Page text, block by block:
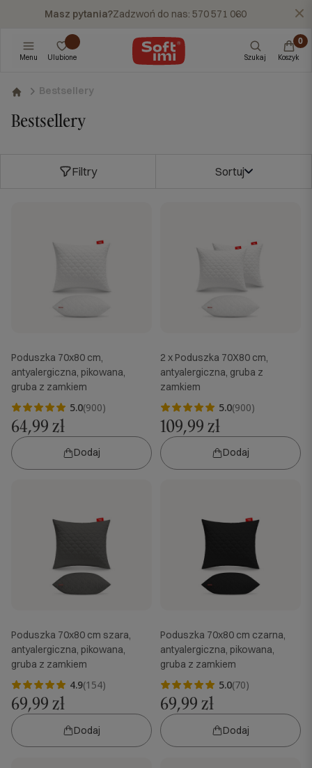
Masz pytania?Zadzwoń do nas: 570 571 060 X
Menu Ulubione Szukaj Koszyk
Bestsellery
Bestsellery
Sortuj
Filtry
Poduszka 70x80 cm,
antyalergiczna, pikowana,
gruba z zamkiem
5.0(900)
64,99 zł
Dodaj
2 x Poduszka 70X80 cm,
antyalergiczna, gruba z
zamkiem
5.0(900)
109,99 zł
Dodaj
Poduszka 70x80 cm szara,
antyalergiczna, pikowana,
gruba z zamkiem
4.9(154)
69,99 zł
Dodaj
Poduszka 70x80 cm czarna,
antyalergiczna, pikowana,
gruba z zamkiem
5.0(70)
69,99 zł
Dodaj